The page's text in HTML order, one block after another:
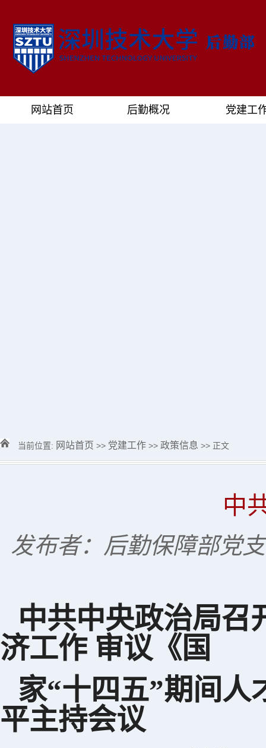
网站首页 后勤概况 党建工
当前位置: 网站首页 >> 党建工作 >> 政策信息 >> 正文
中
发布者：后勤保障部党
中共中央政治局召
济工作 审议《国
家“十四五”期间人
平主持会议